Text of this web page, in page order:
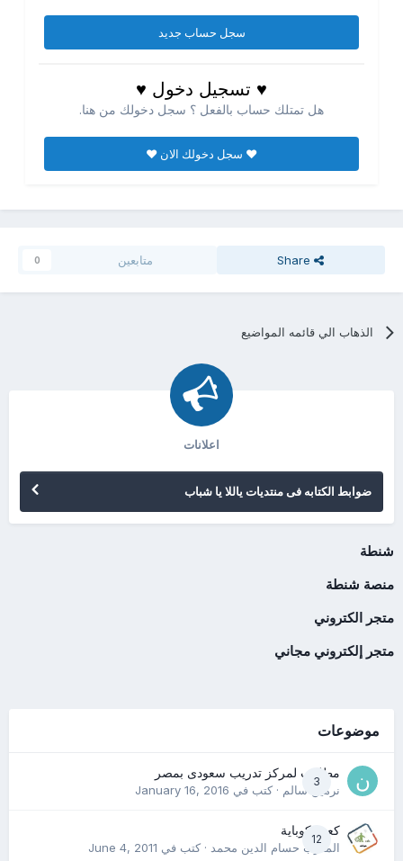
سجل حساب جديد
♥ تسجيل دخول ♥
هل تمتلك حساب بالفعل ؟ سجل دخولك من هنا.
♥ سجل دخولك الان ♥
Share متابعين 0
الذهاب الي قائمه المواضيع
اعلانات
ضوابط الكتابه فى منتديات ياللا يا شباب
شنطة
منصة شنطة
متجر الكتروني
متجر إلكتروني مجاني
موضوعات
3
مطلوب لمركز تدريب سعودى بمصر
نرمين سالم· كتب في January 16, 2016
12
كعب كوباية
المدرب حسام الدين محمد· كتب في June 4, 2011